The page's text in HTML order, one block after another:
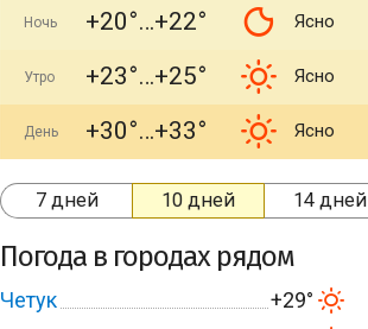
Ночь +20° +22° Ясно
Утро +23° +25° Ясно
День +30° +33° Ясно
7 дней 10 дней 14 дней
Погода в городах рядом
Четук +29°